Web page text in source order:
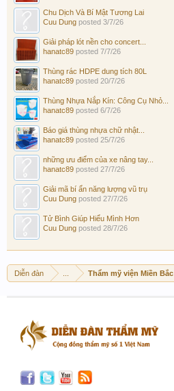
Chu Dịch Và Bí Mật Tương Lai
Cuu Dung posted 3/7/26
Giải pháp lót nền cho concert...
hanatc89 posted 7/7/26
Thùng rác HDPE dung tích 80L
hanatc89 posted 20/7/26
Thùng Nhựa Nắp Kín: Công Cụ Nhỏ...
hanatc89 posted 6/7/26
Báo giá thùng nhựa chữ nhật...
hanatc89 posted 25/7/26
những ưu điểm của xe nâng tay...
hanatc89 posted 27/7/26
Giải mã bí ẩn năng lượng vũ trụ
Cuu Dung posted 27/7/26
Tử Bình Giúp Hiểu Mình Hơn
Cuu Dung posted 28/7/26
Diễn đàn Thẩm mỹ viện Miền Bắc